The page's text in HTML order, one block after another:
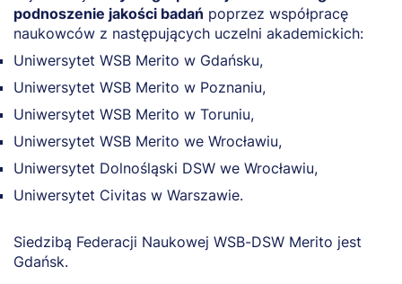
podnoszenie jakości badań poprzez współpracę
naukowców z następujących uczelni akademickich:
Uniwersytet WSB Merito w Gdańsku,
Uniwersytet WSB Merito w Poznaniu,
Uniwersytet WSB Merito w Toruniu,
Uniwersytet WSB Merito we Wrocławiu,
Uniwersytet Dolnośląski DSW we Wrocławiu,
Uniwersytet Civitas w Warszawie.
Siedzibą Federacji Naukowej WSB-DSW Merito jest
Gdańsk.